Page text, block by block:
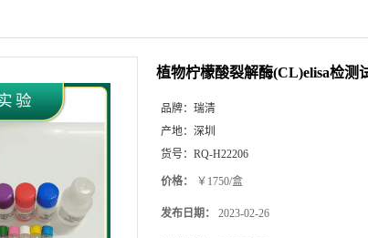
植物柠檬酸裂解酶(CL)elisa检测
品牌： 瑞清
产地： 深圳
货号： RQ-H22206
价格： ￥1750/盒
发布日期： 2023-02-26